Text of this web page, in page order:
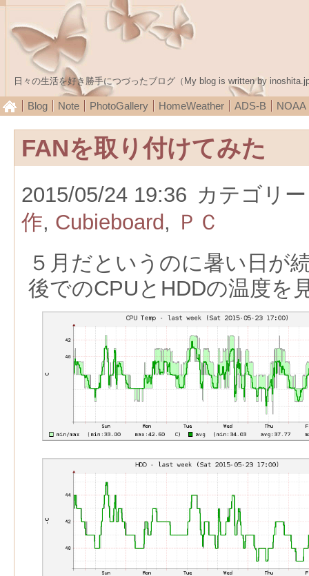
日々の生活を好き勝手につづったブログ（My blog is written by
Blog Note PhotoGallery HomeWeather ADS-B NOAA
FANを取り付けてみた
2015/05/24 19:36 カテゴリ
作, Cubieboard , ＰＣ
５月だというのに暑い日が
後でのCPUとHDDの温度を